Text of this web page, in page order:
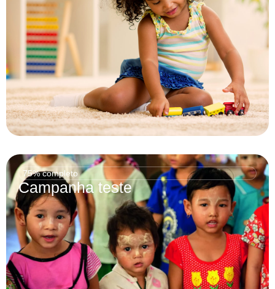
75% completo
Campanha teste